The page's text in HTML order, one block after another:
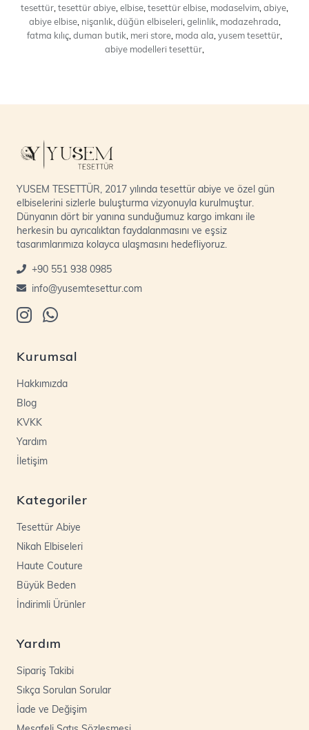
tesettür tesettür abiye elbise tesettür elbise modaselvim abiye
abiye elbise, nişanlık düğün elbiseleri, gelinlik modazehrada
fatma kılıç duman butik meri store moda ala yusem tesettür
abiye modelleri tesettür
YUSEM TESETTÜR, 2017 yılında tesettür abiye ve özel gün
elbiselerini sizlerle buluşturma vizyonuyla kurulmuştur.
Dünyanın dört bir yanına sunduğumuz kargo imkanı ile
herkesin bu ayrıcalıktan faydalanmasını ve eşsiz
tasarımlarımıza kolayca ulaşmasını hedefliyoruz.
+90 551 938 0985
info@yusemtesettur.com
Kurumsal
Hakkımızda
Blog
KVKK
Yardım
İletişim
Kategoriler
Tesettür Abiye
Nikah Elbiseleri
Haute Couture
Büyük Beden
İndirimli Ürünler
Yardım
Sipariş Takibi
Sıkça Sorulan Sorular
İade ve Değişim